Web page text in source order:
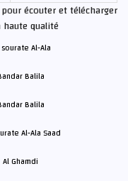
écouter et télécharger
qualité
Balila